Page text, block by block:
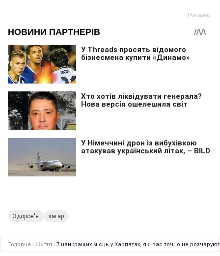
Здоров'я загар
Головна › Життя › 7 найкращих місць у Карпатах, які вас точно не